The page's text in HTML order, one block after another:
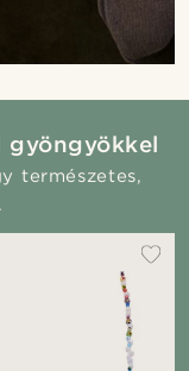
gyöngyökkel
természetes,